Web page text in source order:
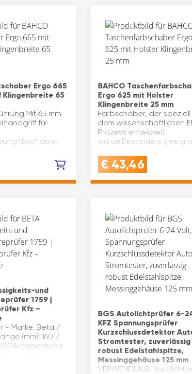
Ergo 665
Klingenbreite 65
Mit 65 mm
für
Untergrundz. B.
Beto
BAHCO
Ergo 625 mit Holster
Klingenbreite 25 mm
Farbschaber, der
dem wissenschaftlichen
Prozess entwickelt
wurde.Besonders
Leisten oder anderen
zugänglichen Stellen.Der
€ 43,46
und
1759 |
Kfz –
- Marke: Beta /
(mm): 160 /
BGS Autolichtprüfer 6-
KFZ Spannungsprüfer
Kurzschlussdetektor
Stromtester, zuverlässig
robust Edelstahlspitze,
Messinggehäuse 125 mm
VERWENDUNG: